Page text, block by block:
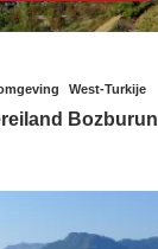
West-Turkije
Bozburun